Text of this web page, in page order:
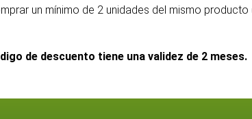
un mínimo de 2 unidades del mismo producto
de descuento tiene una validez de 2 meses.